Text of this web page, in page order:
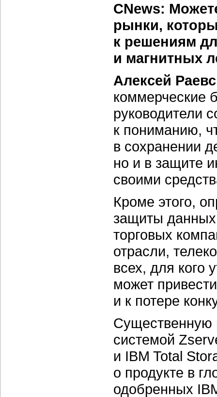
CNews:
рынки,
к решениям
и магнитных
Алексей
коммерческие
руководители
к пониманию,
в сохранении
но и в защите
своими
Кроме этого,
защиты
торговых
отрасли,
всех, для кого
может
и к потере
Существенную
системой
и IBM Total
о продукте в
одобренных